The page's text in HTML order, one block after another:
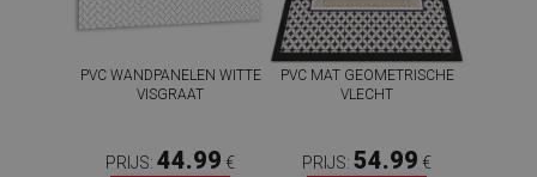
PVC WANDPANELEN WITTE
VISGRAAT
PRIJS: 44.99 €
PVC MAT GEOMETRISCHE
VLECHT
PRIJS: 54.99 €